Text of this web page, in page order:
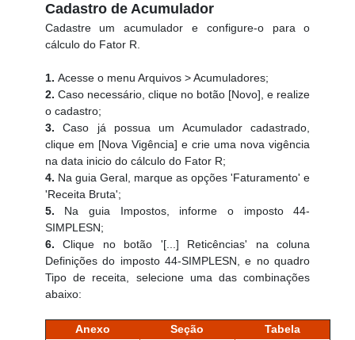
Cadastro de Acumulador
Cadastre um acumulador e configure-o para o
cálculo do Fator R.
1. Acesse o menu Arquivos > Acumuladores;
2. Caso necessário, clique no botão [Novo], e realize
o cadastro;
3. Caso já possua um Acumulador cadastrado,
clique em [Nova Vigência] e crie uma nova vigência
na data inicio do cálculo do Fator R;
4. Na guia Geral, marque as opções 'Faturamento' e
'Receita Bruta';
5. Na guia Impostos, informe o imposto 44-
SIMPLESN;
6. Clique no botão '[...] Reticências' na coluna
Definições do imposto 44-SIMPLESN, e no quadro
Tipo de receita, selecione uma das combinações
abaixo:
Anexo Seção
Tabela